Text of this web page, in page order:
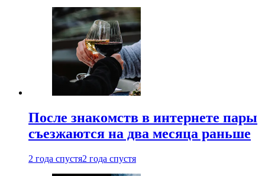
После знакомств в интернете пары
съезжаются на два месяца раньше
2 года спустя2 года спустя